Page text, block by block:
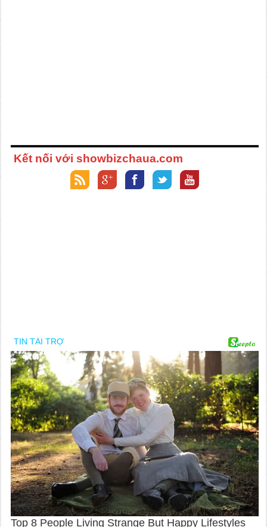
Kết nối với showbizchaua.com